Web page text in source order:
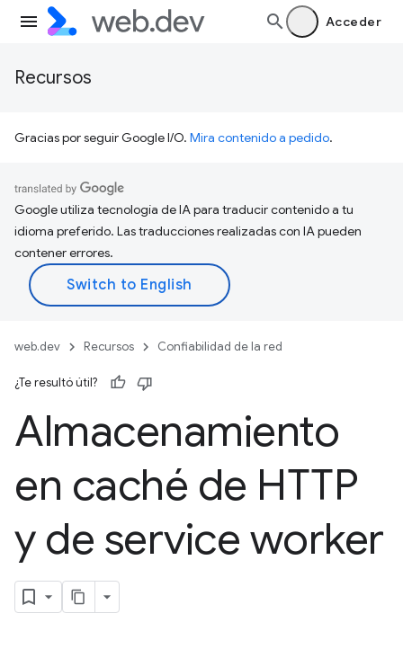
Acceder
Recursos
Gracias por seguir Google I/O. Mira contenido a pedido.
Google utiliza tecnología de IA para traducir contenido a tu
idioma preferido. Las traducciones realizadas con IA pueden
contener errores.
web.dev Recursos Confiabilidad de la red
¿Te resultó útil?
Almacenamiento
en caché de HTTP
y de service worker